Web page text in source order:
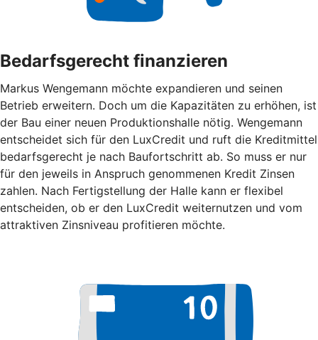
Bedarfsgerecht finanzieren
Markus Wengemann möchte expandieren und seinen
Betrieb erweitern. Doch um die Kapazitäten zu erhöhen, ist
der Bau einer neuen Produktionshalle nötig. Wengemann
entscheidet sich für den LuxCredit und ruft die Kreditmittel
bedarfsgerecht je nach Baufortschritt ab. So muss er nur
für den jeweils in Anspruch genommenen Kredit Zinsen
zahlen. Nach Fertigstellung der Halle kann er flexibel
entscheiden, ob er den LuxCredit weiternutzen und vom
attraktiven Zinsniveau profitieren möchte.